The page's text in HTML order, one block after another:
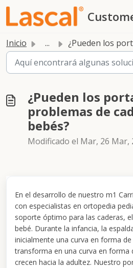
Saltar al contenido principal
Inicio ... ¿Pueden los portabebés causar problemas de cadera en
¿Pueden los
problemas de
bebés?
Modificado el Mar, 26 Mar,
En el desarrollo de nuestro m1
con especialistas en ortopedia
soporte óptimo para las caderas,
bebé. Durante la infancia, la
inicialmente una curva en forma
transforma en una curva en forma
crecen hacia la adultez. Nuestro